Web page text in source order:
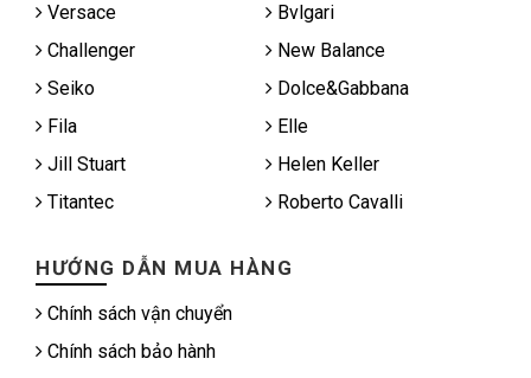
Versace
Bvlgari
Challenger
New Balance
Seiko
Dolce&Gabbana
Fila
Elle
Jill Stuart
Helen Keller
Titantec
Roberto Cavalli
HƯỚNG DẪN MUA HÀNG
Chính sách vận chuyển
Chính sách bảo hành